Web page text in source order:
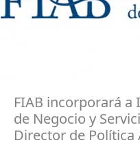
FIAB incorporará
de Negocio y
Director de